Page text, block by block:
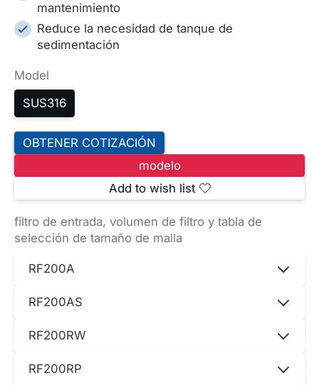
RF200A
RF200A
RF200AS
RF200RP
RF200RP
560
148
mantenimiento
Reduce la necesidad de tanque de
sedimentación
Model
SUS316
OBTENER COTIZACIÓN
modelo
Add to wish list
filtro de entrada, volumen de filtro y tabla de
selección de tamaño de malla
RF200A
RF200AS
RF200RW
RF200RP